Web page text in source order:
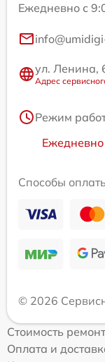
Ежедневно с
ул. Ленина,
Адрес
Режим
Способы
© 2026
Стоимость
Оплата и